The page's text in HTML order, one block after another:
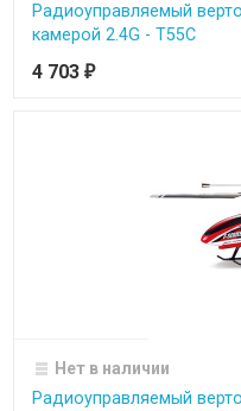
Радиоуправляемый
камерой 2.4G - T55C
4 703 ₽
Нет в наличии
Радиоуправляемый